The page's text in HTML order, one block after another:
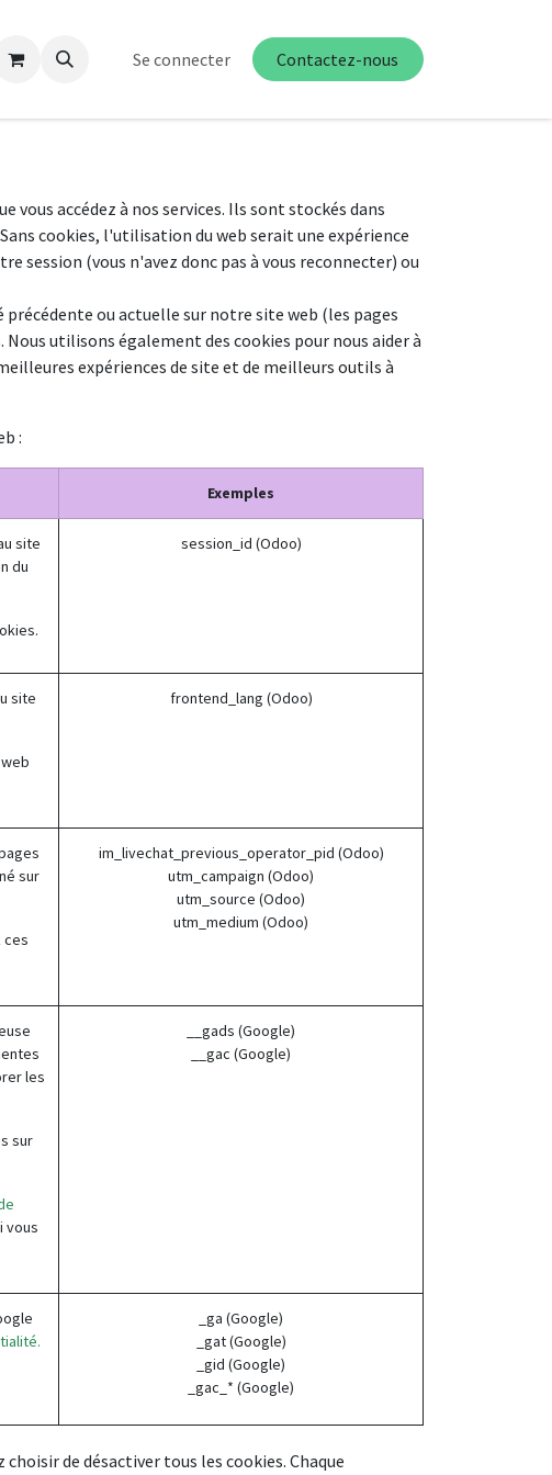
Se connecter Contactez-nous
accédez à nos services. Ils sont stockés dans
cookies, l'utilisation du web serait une expérience
session (vous n'avez donc pas à vous reconnecter) ou
ou actuelle sur notre site web (les pages
utilisons également des cookies pour nous aider à
expériences de site et de meilleurs outils à
:
Exemples
site
du
session_id (Odoo)
site
frontend_lang (Odoo)
sur
ces
im_livechat_previous_operator_pid (Odoo)
utm_campaign (Odoo)
utm_source (Odoo)
utm_medium (Odoo)
les
sur
vous
__gads (Google)
__gac (Google)
_ga (Google)
_gat (Google)
_gid (Google)
_gac_* (Google)
de désactiver tous les cookies. Chaque